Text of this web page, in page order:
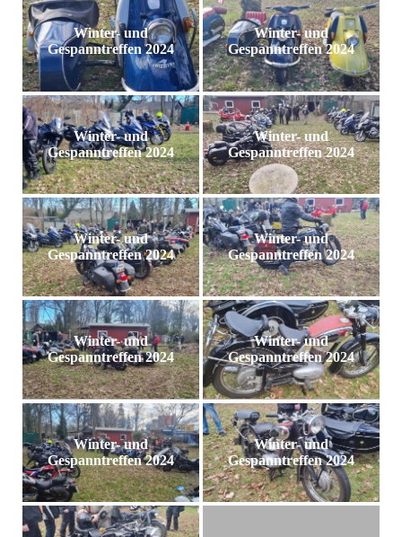
Winter- und
Gespanntreffen 2024
Winter- und
Gespanntreffen 2024
Winter- und
Gespanntreffen 2024
Winter- und
Gespanntreffen 2024
Winter- und
Gespanntreffen 2024
Winter- und
Gespanntreffen 2024
Winter- und
Gespanntreffen 2024
Winter- und
Gespanntreffen 2024
Winter- und
Gespanntreffen 2024
Winter- und
Gespanntreffen 2024